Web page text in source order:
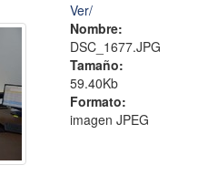
Ver/
Nombre:
DSC_1677.JPG
Tamaño:
59.40Kb
Formato:
imagen JPEG